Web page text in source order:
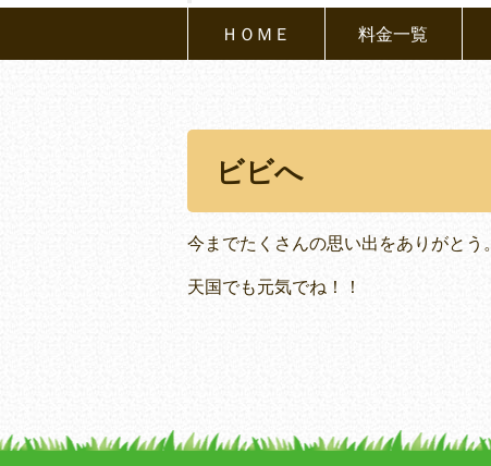
ＨＯＭＥ 料金一覧
ビビへ
今までたくさんの思い出をありがとう。
天国でも元気でね！！